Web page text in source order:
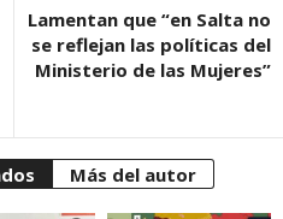
Lamentan que “en Salta no
se reflejan las políticas del
Ministerio de las Mujeres”
Más del autor